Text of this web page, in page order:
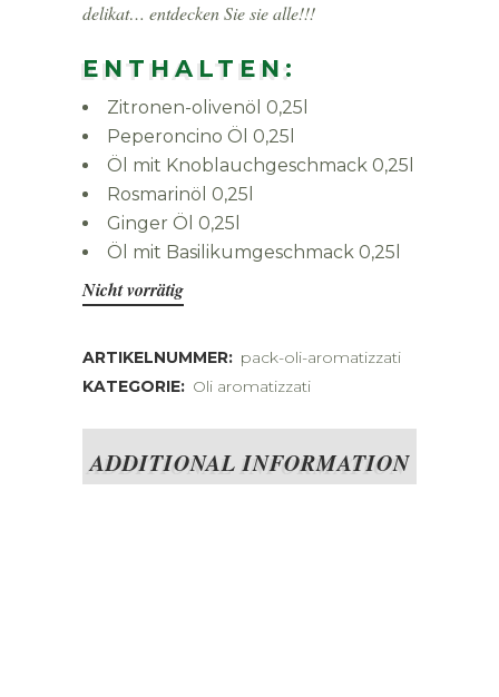
delikat… entdecken Sie sie alle!!!
ENTHALTEN:
Zitronen-olivenöl 0,25l
Peperoncino Öl 0,25l
Öl mit Knoblauchgeschmack 0,25l
Rosmarinöl 0,25l
Ginger Öl 0,25l
Öl mit Basilikumgeschmack 0,25l
Nicht vorrätig
ARTIKELNUMMER: pack-oli-aromatizzati
KATEGORIE: Oli aromatizzati
ADDITIONAL INFORMATION